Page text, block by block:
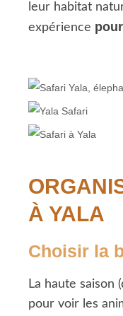
leur habitat
expérience
À YALA
Choisir la
La haute saison
pour voir les